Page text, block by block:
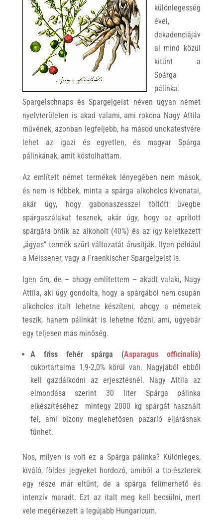
különlegesség
ével,
dekadenciájáv
al mind közül
kitűnt a
Spárga
pálinka.
Spargelschnaps és Spargelgeist néven ugyan német
nyelvterületen is akad valami, ami rokona Nagy Attila
művének, azonban legfeljebb, ha másod unokatestvére
lehet az igazi és egyetlen, és magyar Spárga
pálinkának, amit kóstolhattam.
Az említett német termékek lényegében nem mások,
és nem is többek, minta a spárga alkoholos kivonatai,
akár úgy, hogy gabonaszesszel töltött üvegbe
spárgaszálakat tesznek, akár úgy, hogy az aprított
spárgára öntik az alkoholt (40%) és az így keletkezett
„ágyas” termék szűrt változatát árusítják. Ilyen például
a Meissener, vagy a Fraenkischer Spargelgeist is.
Igen ám, de – ahogy említettem – akadt valaki, Nagy
Attila, aki úgy gondolta, hogy a spárgából nem csupán
alkoholos italt lehetne készíteni, ahogy a németek
teszik, hanem pálinkát is lehetne főzni, ami, ugyebár
egy teljesen más minőség.
A friss fehér spárga (Asparagus officinalis)
cukortartalma 1,9-2,0% körül van. Nagyjából ebből
kell gazdálkodni az erjesztésnél. Nagy Attila az
elmondása szerint 30 liter Spárga pálinka
elkészítéséhez mintegy 2000 kg spárgát használt
fel, ami bizony meglehetősen pazarló eljárásnak
tűnhet.
Nos, milyen is volt ez a Spárga pálinka? Különleges,
kiváló, földes jegyeket hordozó, amiből a tio-észterek
egy része már eltűnt, de a spárga felimerhető és
intenzív maradt. Ezt az italt meg kell becsülni, mert
vele megérkezett a legújabb Hungaricum.